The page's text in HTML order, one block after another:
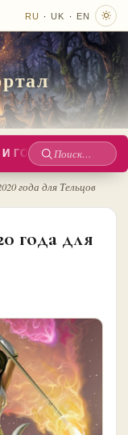
RU · UK · EN
ГОРОСКОПЫ
Поиск
по
сайту
года для Тельцов
года для